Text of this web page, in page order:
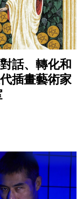
話、轉化和
插畫藝術家